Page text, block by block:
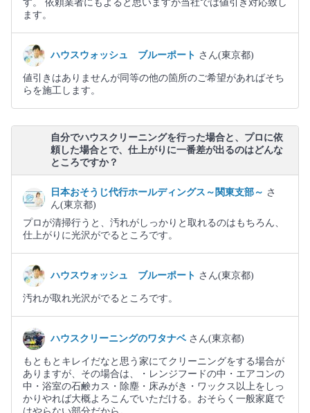
す。 依頼業者にもよると思いますが当社では値引き対応致し
ます。
ハウスウォッシュ ブルーポート さん(東京都)
値引きはありませんが同等の他の箇所のご希望があればそち
らを施工します。
自分でハウスクリーニングを行った場合と、プロに依
頼した場合とで、仕上がりに一番差が出るのはどんな
ところですか？
日本おそうじ代行ホールディングス～関東支部～ さ
ん(東京都)
プロが清掃行うと、汚れがしっかりと取れるのはもちろん、
仕上がりに光沢がでるところです。
ハウスウォッシュ ブルーポート さん(東京都)
汚れが取れ光沢がでるところです。
ハウスクリーニングのワタナベ さん(東京都)
もともとキレイだなと思う家にてクリーニングをする場合が
ありますが、その場合は、・レンジフードの中・エアコンの
中・浴室の石鹸カス・除塵・床みがき・ワックス以上をしっ
かりやれば大概よろこんでいただける。おそらく一般家庭で